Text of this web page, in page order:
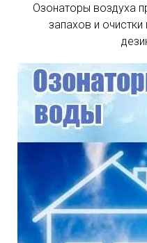
Озонаторы воздуха
запахов и